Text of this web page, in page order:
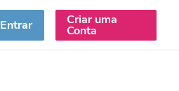
Entrar Criar uma
Conta